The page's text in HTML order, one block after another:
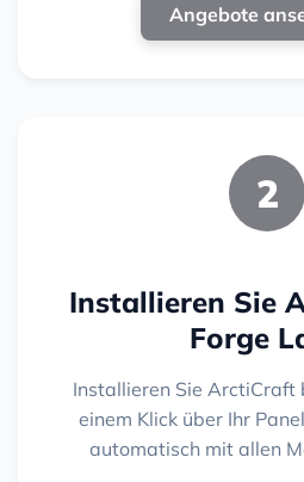
Angebote
2
Installieren Sie
Forge
Installieren Sie ArctiCraft
einem Klick über Ihr
automatisch mit allen